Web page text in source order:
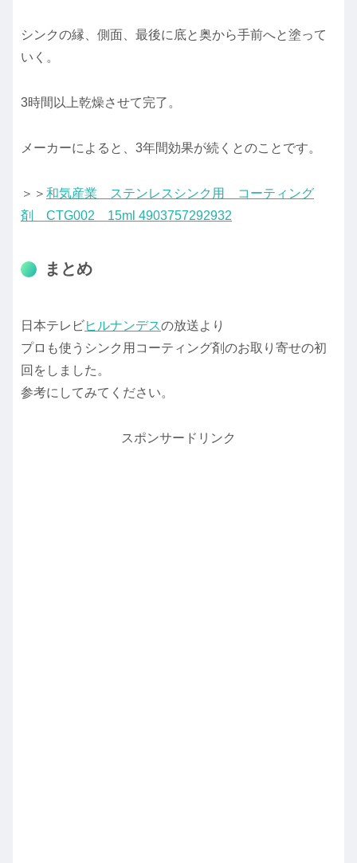
シンクの縁、側面、最後に底と奥から手前へと塗って
いく。
3時間以上乾燥させて完了。
メーカーによると、3年間効果が続くとのことです。
＞＞ 和気産業 ステンレスシンク用 コーティング
剤 CTG002 15ml 4903757292932
まとめ
日本テレビヒルナンデスの放送より
プロも使うシンク用コーティング剤のお取り寄せの初
回をしました。
参考にしてみてください。
スポンサードリンク